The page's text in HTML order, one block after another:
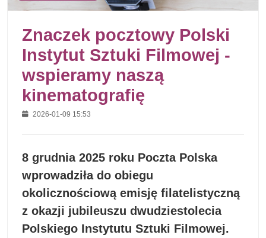
Znaczek pocztowy Polski
Instytut Sztuki Filmowej -
wspieramy naszą
kinematografię
2026-01-09 15:53
8 grudnia 2025 roku Poczta Polska
wprowadziła do obiegu
okolicznościową emisję filatelistyczną
z okazji jubileuszu dwudziestolecia
Polskiego Instytutu Sztuki Filmowej.